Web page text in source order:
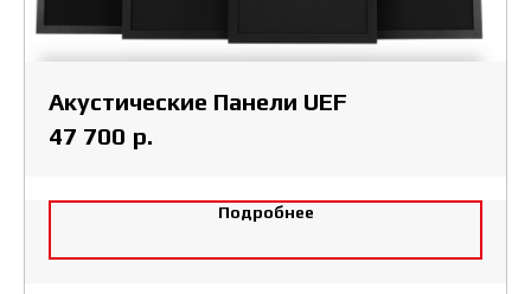
Акустические Панели UEF
47 700 р.
Подробнее